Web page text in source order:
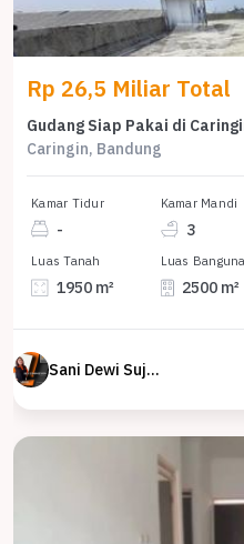
Rp 26,5 Miliar Total
Gudang Siap Pakai di
Caringin, Bandung
Kamar Tidur
-
Kamar Mandi
3
Luas Tanah
1950 m²
Luas
2500 m²
Sani Dewi Sujono